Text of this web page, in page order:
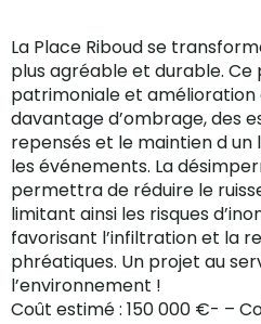
La Place Riboud se
plus agréable et durable.
patrimoniale et amélioration
davantage d’ombrage, des
repensés et le maintien d
les événements. La
permettra de réduire le
limitant ainsi les risques
favorisant l’infiltration et la
phréatiques. Un projet au
l’environnement !
Coût estimé : 150 000 €- –